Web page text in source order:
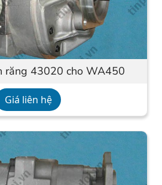
răng 43020 cho WA450
Giá liên hệ